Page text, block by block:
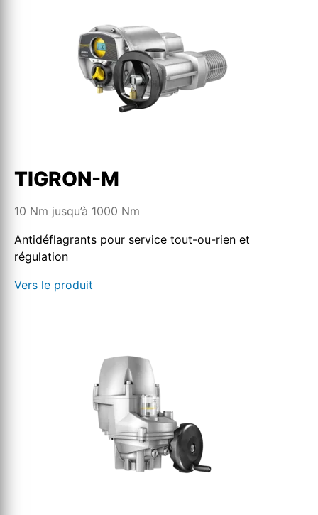
TIGRON-M
10 Nm jusqu’à 1000 Nm
Antidéflagrants pour service tout-ou-rien et
régulation
Vers le produit